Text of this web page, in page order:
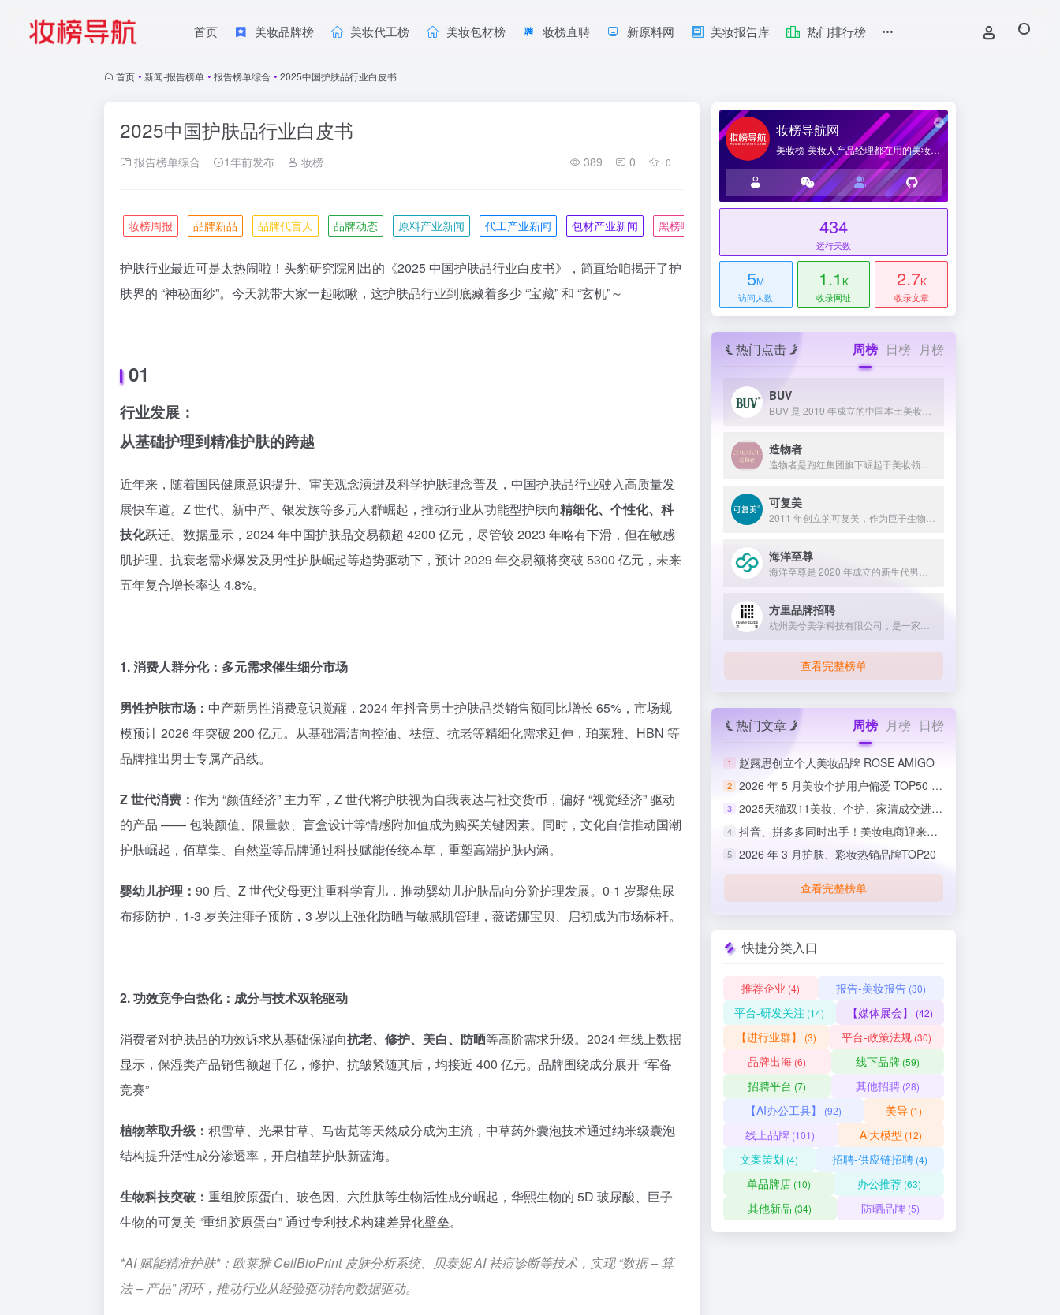
首页 美妆品牌榜 美妆代工榜 美妆包材榜 妆榜直聘 新原料网 美妆报告库 热门排行榜
首页 • 新闻-报告榜单 • 报告榜单综合 • 2025中国护肤品行业白皮书
2025中国护肤品行业白皮书
报告榜单综合 1年前发布 妆榜 389 0 0
妆榜周报 品牌新品 品牌代言人 品牌动态 原料产业新闻 代工产业新闻 包材产业新闻 黑榜曝光台
护肤行业最近可是太热闹啦！头豹研究院刚出的《2025 中国护肤品行业白皮书》，简直给咱揭开了护
肤界的 “神秘面纱”。今天就带大家一起瞅瞅，这护肤品行业到底藏着多少 “宝藏” 和 “玄机”～
01
行业发展：
从基础护理到精准护肤的跨越
近年来，随着国民健康意识提升、审美观念演进及科学护肤理念普及，中国护肤品行业驶入高质量发
展快车道。 Z 世代、新中产、银发族等多元人群崛起，推动行业从功能型护肤向精细化、个性化、科
技化跃迁。数据显示，2024 年中国护肤品交易额超 4200 亿元，尽管较 2023 年略有下滑，但在敏感
肌护理、抗衰老需求爆发及男性护肤崛起等趋势驱动下，预计 2029 年交易额将突破 5300 亿元，未来
五年复合增长率达 4.8%。
1. 消费人群分化：多元需求催生细分市场
男性护肤市场： 中产新男性消费意识觉醒，2024 年抖音男士护肤品类销售额同比增长 65%，市场规
模预计 2026 年突破 200 亿元。从基础清洁向控油、祛痘、抗老等精细化需求延伸，珀莱雅、HBN 等
品牌推出男士专属产品线。
Z 世代消费： 作为 “颜值经济” 主力军，Z 世代将护肤视为自我表达与社交货币，偏好 “视觉经济” 驱动
的产品 —— 包装颜值、限量款、盲盒设计等情感附加值成为购买关键因素。同时，文化自信推动国潮
护肤崛起，佰草集、自然堂等品牌通过科技赋能传统本草，重塑高端护肤内涵。
婴幼儿护理： 90 后、Z 世代父母更注重科学育儿，推动婴幼儿护肤品向分阶护理发展。0-1 岁聚焦尿
布疹防护，1-3 岁关注痱子预防，3 岁以上强化防晒与敏感肌管理，薇诺娜宝贝、启初成为市场标杆。
2. 功效竞争白热化：成分与技术双轮驱动
消费者对护肤品的功效诉求从基础保湿向抗老、修护、美白、防晒等高阶需求升级。2024 年线上数据
显示，保湿类产品销售额超千亿，修护、抗皱紧随其后，均接近 400 亿元。品牌围绕成分展开 “军备
竞赛”
植物萃取升级： 积雪草、光果甘草、马齿苋等天然成分成为主流，中草药外囊泡技术通过纳米级囊泡
结构提升活性成分渗透率，开启植萃护肤新蓝海。
生物科技突破： 重组胶原蛋白、玻色因、六胜肽等生物活性成分崛起，华熙生物的 5D 玻尿酸、巨子
生物的可复美 “重组胶原蛋白” 通过专利技术构建差异化壁垒。
*AI 赋能精准护肤*：欧莱雅 CellBioPrint 皮肤分析系统、 贝泰妮AI 祛痘诊断等技术，实现 “数据 – 算
法 – 产品” 闭环，推动行业从经验驱动转向数据驱动。
妆榜导航网
美妆榜-美妆人产品经理都在用的美妆产业导航网站
434
运行天数
5M
访问人数
1.1 K
收录网址
2.7K
收录文章
热门点击 周榜 日榜 月榜
BUV
造物者
可复美
海洋至尊
方里品牌招聘
查看完整榜单
热门文章 周榜 月榜 日榜
1 赵露思创立个人美妆品牌 ROSE AMIGO
2 2026 年 5 月美妆个护用户偏爱 TOP50 榜单出炉
3 2025天猫双11美妆、个护、家清成交进度排行榜
4 抖音、拼多多同时出手！美妆电商迎来史上最严整治
5 2026 年 3 月护肤、彩妆热销品牌TOP20
查看完整榜单
快捷分类入口
推荐企业 (4) 报告-美妆报告 (30)
平台-研发关注 (14) 【媒体展会】 (42)
【进行业群】 (3) 平台-政策法规 (30)
品牌出海 (6) 线下品牌(59)
招聘平台 (7) 其他招聘(28)
【AI办公工具】 (92) 美导 (1)
线上品牌 (101) Ai大模型 (12)
文案策划 (4) 招聘-供应链招聘(4)
单品牌店(10) 办公推荐(63)
其他新品 (34) 防晒品牌 (5)